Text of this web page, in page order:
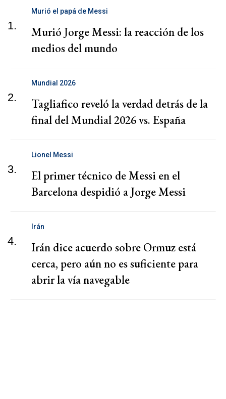
1.
Murió el papá de Messi
Murió Jorge Messi: la reacción de los
medios del mundo
2.
Mundial 2026
Tagliafico reveló la verdad detrás de la
final del Mundial 2026 vs. España
3.
Lionel Messi
El primer técnico de Messi en el
Barcelona despidió a Jorge Messi
4.
Irán
Irán dice acuerdo sobre Ormuz está
cerca, pero aún no es suficiente para
abrir la vía navegable